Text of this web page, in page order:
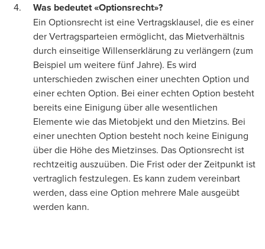
Was bedeutet «Optionsrecht»?
Ein Optionsrecht ist eine Vertragsklausel, die es einer
der Vertragsparteien ermöglicht, das Mietverhältnis
durch einseitige Willenserklärung zu verlängern (zum
Beispiel um weitere fünf Jahre). Es wird
unterschieden zwischen einer unechten Option und
einer echten Option. Bei einer echten Option besteht
bereits eine Einigung über alle wesentlichen
Elemente wie das Mietobjekt und den Mietzins. Bei
einer unechten Option besteht noch keine Einigung
über die Höhe des Mietzinses. Das Optionsrecht ist
rechtzeitig auszuüben. Die Frist oder der Zeitpunkt ist
vertraglich festzulegen. Es kann zudem vereinbart
werden, dass eine Option mehrere Male ausgeübt
werden kann.